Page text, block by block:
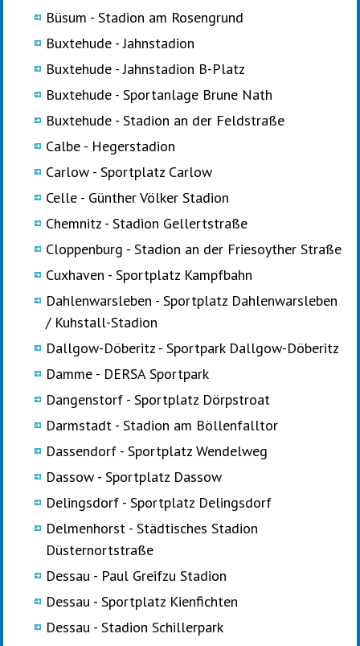
Büsum - Stadion am Rosengrund
Buxtehude - Jahnstadion
Buxtehude - Jahnstadion B-Platz
Buxtehude - Sportanlage Brune Nath
Buxtehude - Stadion an der Feldstraße
Calbe - Hegerstadion
Carlow - Sportplatz Carlow
Celle - Günther Völker Stadion
Chemnitz - Stadion Gellertstraße
Cloppenburg - Stadion an der Friesoyther Straße
Cuxhaven - Sportplatz Kampfbahn
Dahlenwarsleben - Sportplatz Dahlenwarsleben
/ Kuhstall-Stadion
Dallgow-Döberitz - Sportpark Dallgow-Döberitz
Damme - DERSA Sportpark
Dangenstorf - Sportplatz Dörpstroat
Darmstadt - Stadion am Böllenfalltor
Dassendorf - Sportplatz Wendelweg
Dassow - Sportplatz Dassow
Delingsdorf - Sportplatz Delingsdorf
Delmenhorst - Städtisches Stadion
Düsternortstraße
Dessau - Paul Greifzu Stadion
Dessau - Sportplatz Kienfichten
Dessau - Stadion Schillerpark